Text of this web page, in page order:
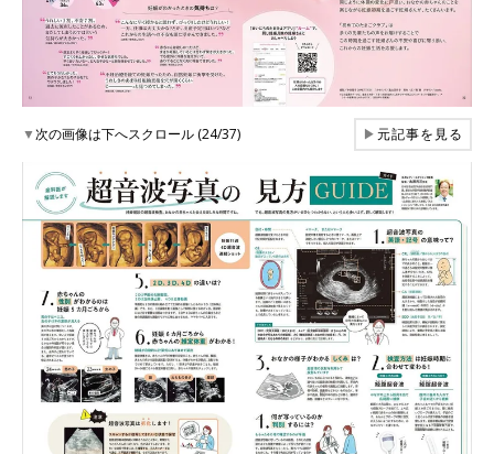
▼次の画像は下へスクロール (24/37) ▶元記事を見る